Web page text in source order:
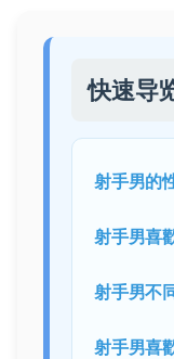
快速导
射手男的
射手男喜
射手男不
射手男喜